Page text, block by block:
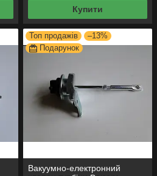
Купити
Топ продажів
–13%
Подарунок
Вакуумно-електронний